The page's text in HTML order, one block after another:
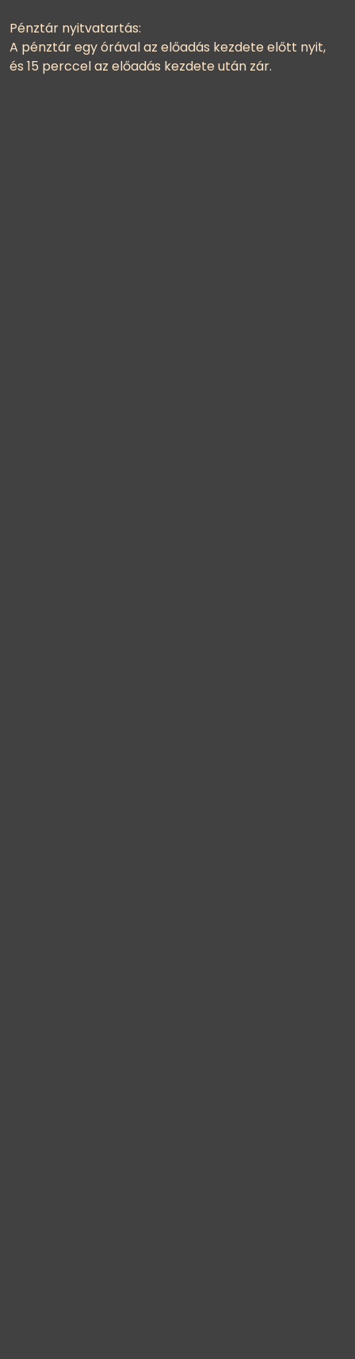
Pénztár nyitvatartás:
A pénztár egy órával az előadás kezdete előtt nyit,
és 15 perccel az előadás kezdete után zár.